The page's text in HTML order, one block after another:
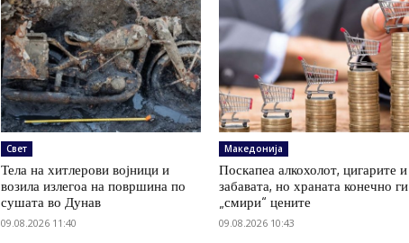
Свет
Тела на хитлерови војници и
возила излегоа на површина по
сушата во Дунав
09.08.2026 11:40
Македонија
Поскапеа алкохолот, цигарите и
забавата, но храната конечно ги
„смири“ цените
09.08.2026 10:43